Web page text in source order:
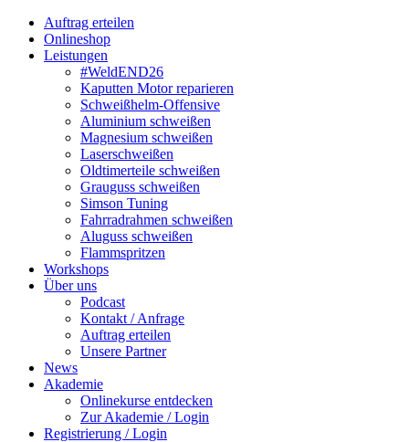
Auftrag erteilen
Onlineshop
Leistungen
#WeldEND26
Kaputten Motor reparieren
Schweißhelm-Offensive
Aluminium schweißen
Magnesium schweißen
Laserschweißen
Oldtimerteile schweißen
Grauguss schweißen
Simson Tuning
Fahrradrahmen schweißen
Aluguss schweißen
Flammspritzen
Workshops
Über uns
Podcast
Kontakt / Anfrage
Auftrag erteilen
Unsere Partner
News
Akademie
Onlinekurse entdecken
Zur Akademie / Login
Registrierung / Login